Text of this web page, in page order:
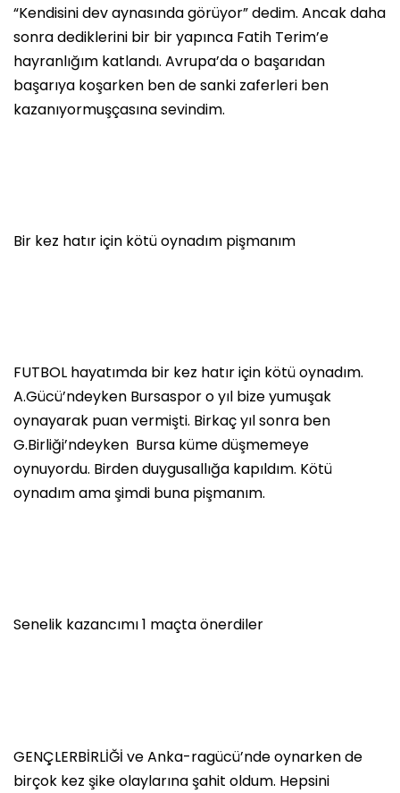
“Kendisini dev aynasında görüyor” dedim. Ancak daha
sonra dediklerini bir bir yapınca Fatih Terim’e
hayranlığım katlandı. Avrupa’da o başarıdan
başarıya koşarken ben de sanki zaferleri ben
kazanıyormuşçasına sevindim.
Bir kez hatır için kötü oynadım pişmanım
FUTBOL hayatımda bir kez hatır için kötü oynadım.
A.Gücü’ndeyken Bursaspor o yıl bize yumuşak
oynayarak puan vermişti. Birkaç yıl sonra ben
G.Birliği’ndeyken Bursa küme düşmemeye
oynuyordu. Birden duygusallığa kapıldım. Kötü
oynadım ama şimdi buna pişmanım.
Senelik kazancımı 1 maçta önerdiler
GENÇLERBİRLİĞİ ve Anka-ragücü’nde oynarken de
birçok kez şike olaylarına şahit oldum. Hepsini